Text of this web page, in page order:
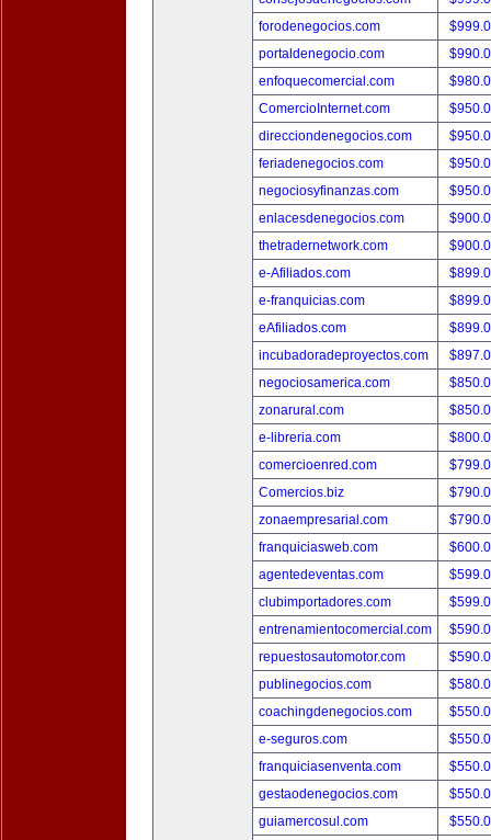
forodenegocios.com
portaldenegocio.com
enfoquecomercial.com
ComercioInternet.com
direcciondenegocios.com
feriadenegocios.com
negociosyfinanzas.com
enlacesdenegocios.com
thetradernetwork.com
e-Afiliados.com
e-franquicias.com
eAfiliados.com
incubadoradeproyectos.com
negociosamerica.com
zonarural.com
e-libreria.com
comercioenred.com
Comercios.biz
zonaempresarial.com
franquiciasweb.com
agentedeventas.com
clubimportadores.com
entrenamientocomercial.com
repuestosautomotor.com
publinegocios.com
coachingdenegocios.com
e-seguros.com
franquiciasenventa.com
gestaodenegocios.com
guiamercosul.com